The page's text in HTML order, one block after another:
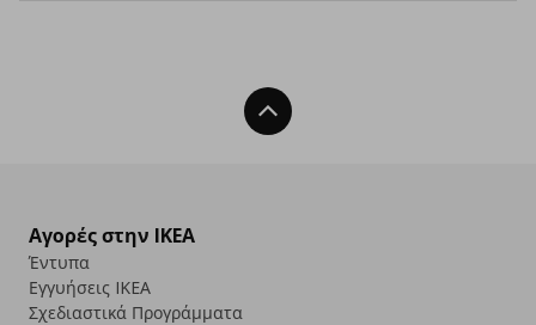
Back To Top
Αγορές στην IKEA
Έντυπα
Εγγυήσεις IKEA
Σχεδιαστικά Προγράμματα